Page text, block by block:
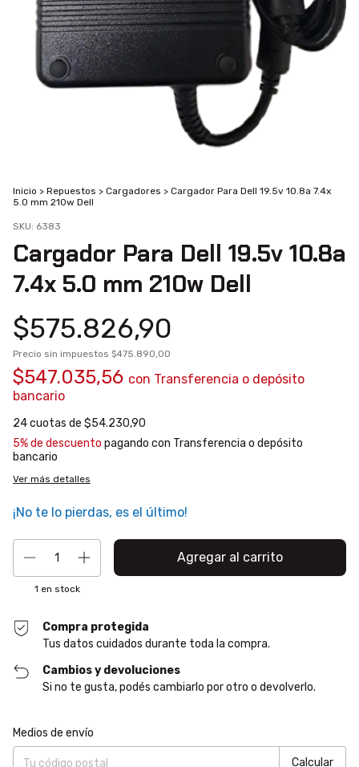
Inicio > Repuestos > Cargadores > Cargador Para Dell 19.5v 10.8a 7.4x
5.0 mm 210w Dell
SKU: 6383
Cargador Para Dell 19.5v 10.8a
7.4x 5.0 mm 210w Dell
$575.826,90
Precio sin impuestos $475.890,00
$547.035,56 con Transferencia o depósito
bancario
24cuotas de $54.230,90
5% de descuento pagando con Transferencia o depósito
bancario
Ver más detalles
¡No te lo pierdas, es el último!
1 en stock
Compra protegida
Tus datos cuidados durante toda la compra.
Cambios y devoluciones
Si no te gusta, podés cambiarlo por otro o devolverlo.
Entregas para el CP:
Medios de envío
Calcular